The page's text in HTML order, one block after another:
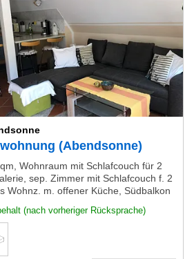
(Abendsonne)
Wohnraum mit Schlafcouch für 2
sep. Zimmer mit Schlafcouch f. 2
Wohnz. m. offener Küche, Südbalkon
(nach vorheriger Rücksprache)